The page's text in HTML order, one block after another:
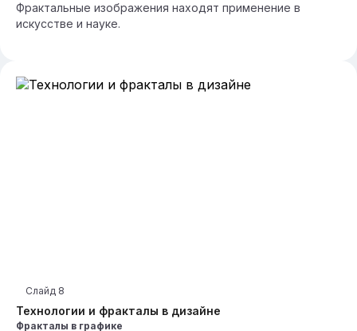
Фрактальные изображения находят применение в
искусстве и науке.
Технологии и фракталы в дизайне
Слайд 8
Фракталы в графике